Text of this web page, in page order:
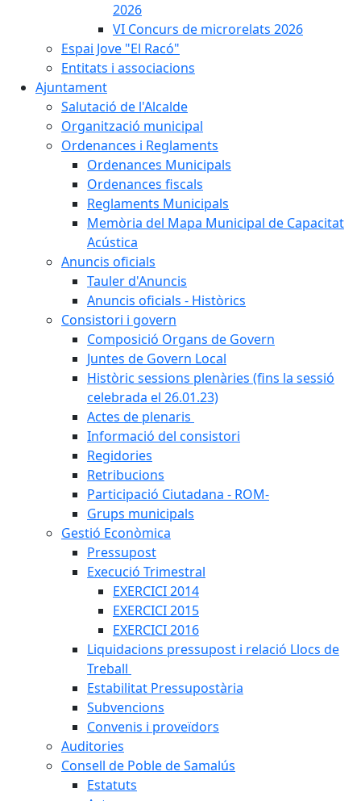
2026
VI Concurs de microrelats 2026
Espai Jove "El Racó"
Entitats i associacions
Ajuntament
Salutació de l'Alcalde
Organització municipal
Ordenances i Reglaments
Ordenances Municipals
Ordenances fiscals
Reglaments Municipals
Memòria del Mapa Municipal de Capacitat
Acústica
Anuncis oficials
Tauler d'Anuncis
Anuncis oficials - Històrics
Consistori i govern
Composició Organs de Govern
Juntes de Govern Local
Històric sessions plenàries (fins la sessió
celebrada el 26.01.23)
Actes de plenaris
Informació del consistori
Regidories
Retribucions
Participació Ciutadana - ROM-
Grups municipals
Gestió Econòmica
Pressupost
Execució Trimestral
EXERCICI 2014
EXERCICI 2015
EXERCICI 2016
Liquidacions pressupost i relació Llocs de
Treball
Estabilitat Pressupostària
Subvencions
Convenis i proveïdors
Auditories
Consell de Poble de Samalús
Estatuts